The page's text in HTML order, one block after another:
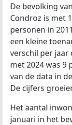
De bevolking
Condroz is met
personen in
een kleine
verschil per jaar
met 2024 was 9
van de data in
De cijfers
Het aantal
januari in het